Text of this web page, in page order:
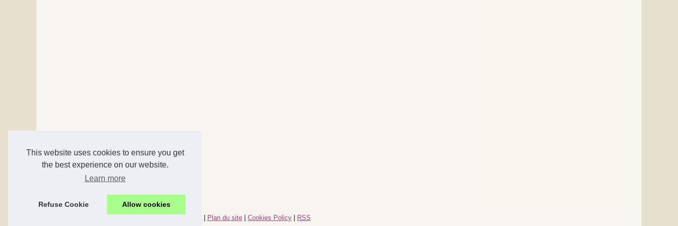
This website uses cookies to ensure you get
the best experience on our website.
Learn more
Refuse Cookie Allow cookies
Plan du site Cookies Policy
RSS